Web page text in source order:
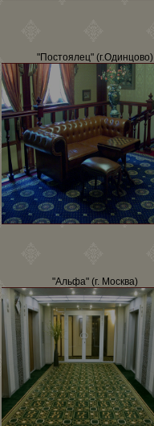
"Постоялец" (г.Одинцово)
"Альфа" (г. Москва)